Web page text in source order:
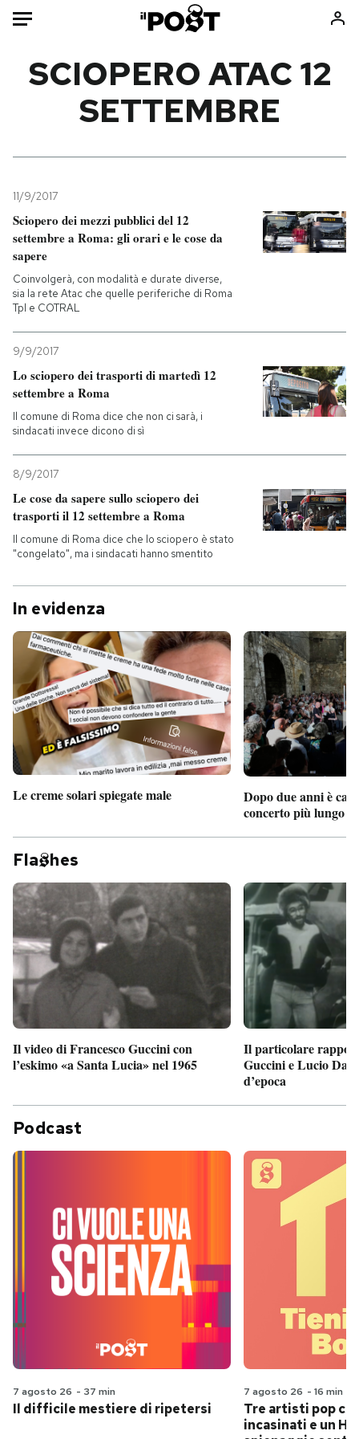
Mondo
Tecnologia
Internet
Cultura
Economia
Libri
Altrecose
PODCAST
I MIEI PREFERITI
SHOP
CALENDARIO
AREA PERSONALE
Entra
SCIOPERO ATAC 12
SETTEMBRE
11/9/2017
Sciopero dei mezzi pubblici del 12
settembre a Roma: gli orari e le cose da
sapere
Coinvolgerà, con modalità e durate diverse,
sia la rete Atac che quelle periferiche di Roma
Tpl e COTRAL
9/9/2017
Lo sciopero dei trasporti di martedì 12
settembre a Roma
Il comune di Roma dice che non ci sarà, i
sindacati invece dicono di sì
8/9/2017
Le cose da sapere sullo sciopero dei
trasporti il 12 settembre a Roma
Il comune di Roma dice che lo sciopero è stato
"congelato", ma i sindacati hanno smentito
In evidenza
Le creme solari spiegate male
Dopo due anni è
concerto più lungo
Fla hes
Il video di Francesco Guccini con
l’eskimo «a Santa Lucia» nel 1965
Il particolare
Guccini e Lucio
d’epoca
Podcast
7 agosto 26 - 37 min
Il difficile mestiere di ripetersi
7 agosto 26 - 16 min
Tre artisti pop
incasinati e un